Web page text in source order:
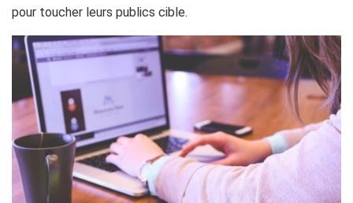
pour toucher leurs publics cible.